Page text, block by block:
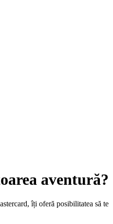
aventură?
îți oferă posibilitatea să te